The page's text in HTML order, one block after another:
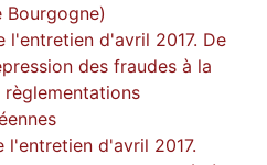
l'entretien d'avril 2017. De
des fraudes à la
règlementations
l'entretien d'avril 2017.